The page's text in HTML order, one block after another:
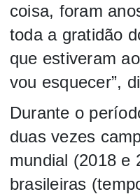
coisa, foram
toda a gratidão
que estiveram
vou esquecer”,
Durante o
duas vezes
mundial (2018 e
brasileiras